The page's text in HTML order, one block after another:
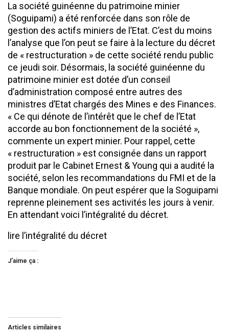
La société guinéenne du patrimoine minier
(Soguipami) a été renforcée dans son rôle de
gestion des actifs miniers de l’Etat. C’est du moins
l’analyse que l’on peut se faire à la lecture du décret
de « restructuration » de cette société rendu public
ce jeudi soir. Désormais, la société guinéenne du
patrimoine minier est dotée d’un conseil
d’administration composé entre autres des
ministres d’Etat chargés des Mines e des Finances.
« Ce qui dénote de l’intérêt que le chef de l’Etat
accorde au bon fonctionnement de la société »,
commente un expert minier. Pour rappel, cette
« restructuration » est consignée dans un rapport
produit par le Cabinet Ernest & Young qui a audité la
société, selon les recommandations du FMI et de la
Banque mondiale. On peut espérer que la Soguipami
reprenne pleinement ses activités les jours à venir.
En attendant voici l’intégralité du décret.
lire l’intégralité du décret
J’aime ça :
Articles similaires